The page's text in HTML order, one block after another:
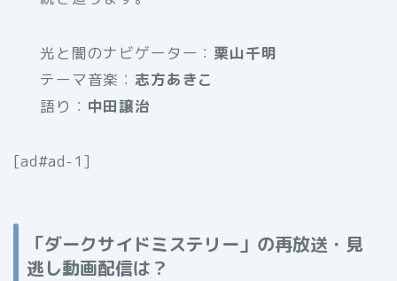
光と闇のナビゲーター： 栗山千明
テーマ音楽： 志方あきこ
語り： 中田譲治
[ad#ad-1]
「ダークサイドミステリー」の再放送・見
逃し動画配信は？